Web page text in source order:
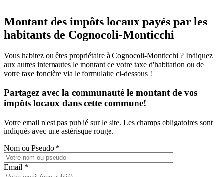
Montant des impôts locaux payés par les
habitants de Cognocoli-Monticchi
Vous habitez ou êtes propriétaire à Cognocoli-Monticchi ? Indiquez
aux autres internautes le montant de votre taxe d'habitation ou de
votre taxe foncière via le formulaire ci-dessous !
Partagez avec la communauté le montant de vos
impôts locaux dans cette commune!
Votre email n'est pas publié sur le site. Les champs obligatoires sont
indiqués avec une astérisque rouge.
Nom ou Pseudo *
Email *